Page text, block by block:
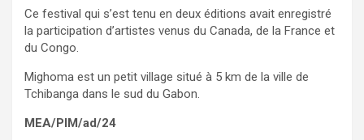
Ce festival qui s’est tenu en deux éditions avait enregistré
la participation d’artistes venus du Canada, de la France et
du Congo.
Mighoma est un petit village situé à 5 km de la ville de
Tchibanga dans le sud du Gabon.
MEA/PIM/ad/24